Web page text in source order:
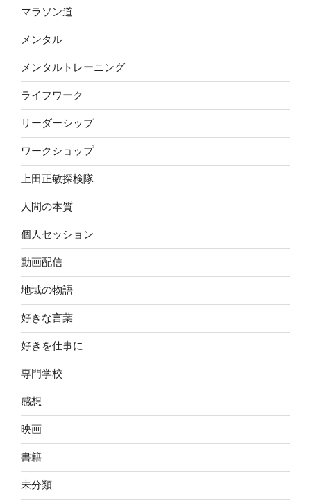
マラソン道
メンタル
メンタルトレーニング
ライフワーク
リーダーシップ
ワークショップ
上田正敏探検隊
人間の本質
個人セッション
動画配信
地域の物語
好きな言葉
好きを仕事に
専門学校
感想
映画
書籍
未分類